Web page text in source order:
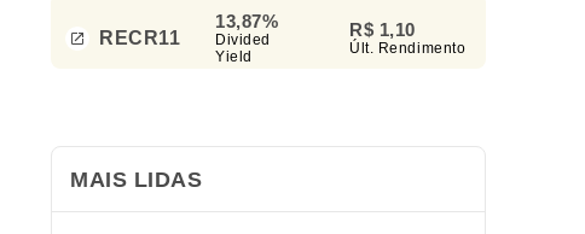
RECR11
13,87%
Divided
Yield
R$ 1,10
Últ. Rendimento
MAIS LIDAS